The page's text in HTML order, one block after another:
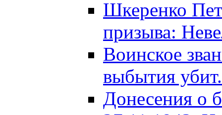
Шкеренко
призыва:
Воинское
выбытия убит.
Донесения о